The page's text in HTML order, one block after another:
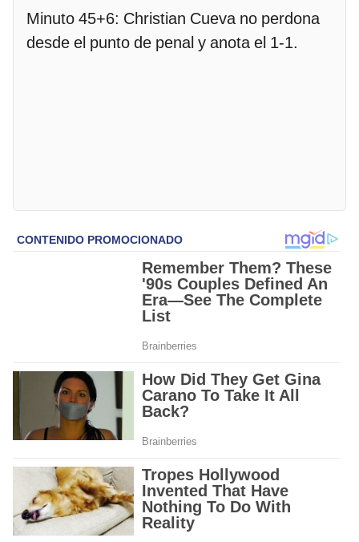
Minuto 45+6: Christian Cueva no perdona
desde el punto de penal y anota el 1-1.